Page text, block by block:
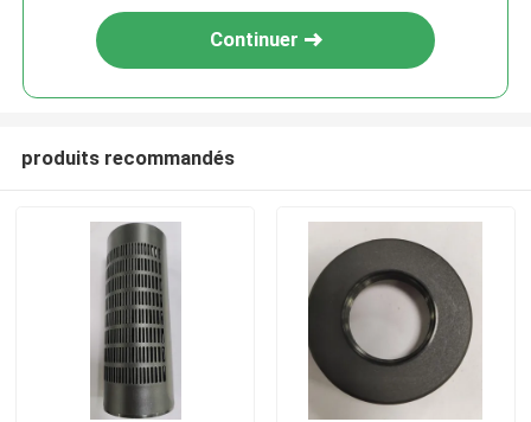
Continuer
produits recommandés